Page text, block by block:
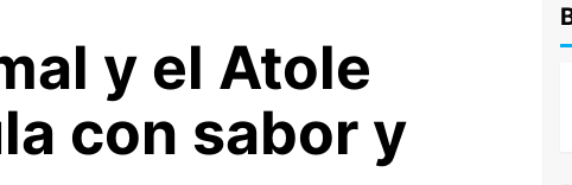
y el Atole
con sabor y